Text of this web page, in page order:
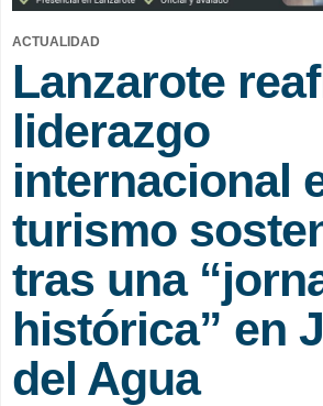
ACTUALIDAD
Lanzarote
liderazgo
internacional
turismo
tras una
histórica” en
del Agua